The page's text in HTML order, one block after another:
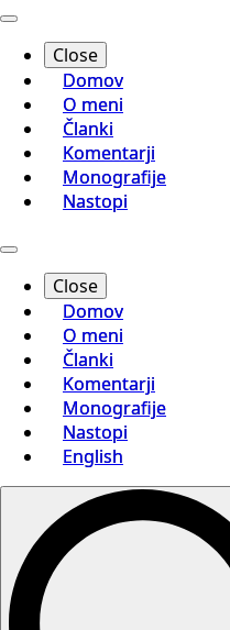
Close
Domov
O meni
Članki
Komentarji
Monografije
Nastopi
Close
Domov
O meni
Članki
Komentarji
Monografije
Nastopi
English